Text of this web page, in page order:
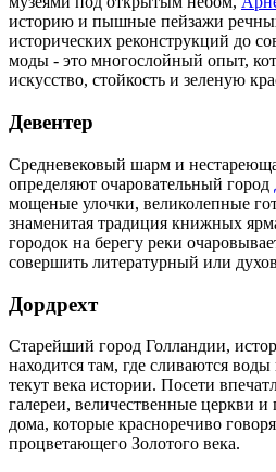
историю и пышные пейзажи
исторических реконструкций до
моды - это многослойный опыт,
искусство, стойкость и зеленую
Девентер
Средневековый шарм и
определяют очаровательный город
мощеные улочки, великолепные
знаменитая традиция книжных
городок на берегу реки
совершить литературный или
Дордрехт
Старейший город Голландии,
находится там, где сливаются
текут века истории. Посети
галереи, величественные церкви и
дома, которые красноречиво
процветающего Золотого века.